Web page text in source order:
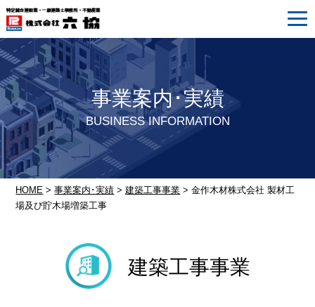
事業案内･実績
BUSINESS INFORMATION
HOME >事業案内･実績 >建築工事事業 > 金作木材株式会社 製材工
場及び貯木場増築工事
建築工事事業